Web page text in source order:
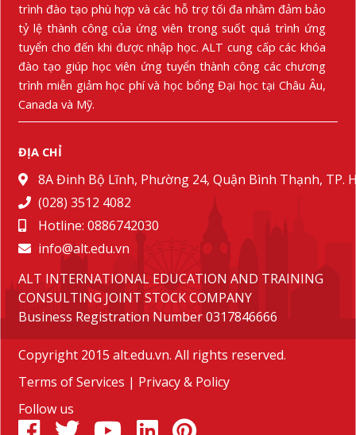
trình đào tạo phù hợp và các hỗ trợ tối đa nhằm đảm bảo
tỷ lệ thành công của ứng viên trong suốt quá trình ứng
tuyển cho đến khi được nhập học. ALT cung cấp các khóa
đào tạo giúp học viên ứng tuyển thành công các chương
trình miễn giảm học phí và học bổng Đại học tại Châu Âu,
Canada và Mỹ.
ĐỊA CHỈ
8A Đinh Bộ Lĩnh, Phường 24, Quận Bình Thạnh, TP.
(028) 3512 4082
Hotline: 0886742030
info@alt.edu.vn
ALT INTERNATIONAL EDUCATION AND TRAINING
CONSULTING JOINT STOCK COMPANY
Business Registration Number 0317846666
Copyright 2015 alt.edu.vn. All rights reserved.
Terms of Services | Privacy & Policy
Follow us